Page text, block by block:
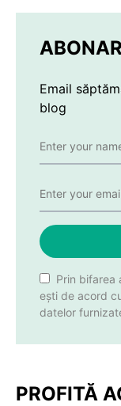
Email
blog
Prin bifarea
ești de acord
datelor
PROFITĂ